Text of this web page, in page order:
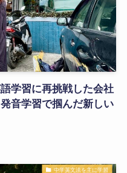
学習に再挑戦した会社
音学習で掴んだ新しい
中学英文法を主に学習